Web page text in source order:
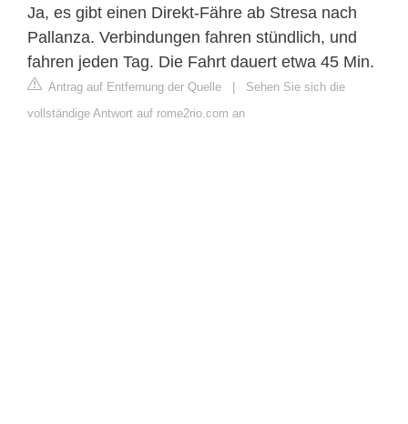
Ja, es gibt einen Direkt-Fähre ab Stresa nach
Pallanza. Verbindungen fahren stündlich, und
fahren jeden Tag. Die Fahrt dauert etwa 45 Min.
Antrag auf Entfernung der Quelle
Sehen Sie sich die
vollständige Antwort auf rome2rio.com an